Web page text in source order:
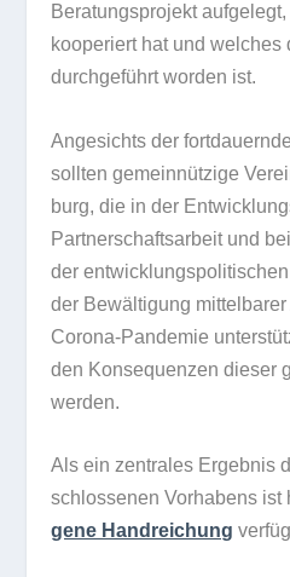
Bera­tungs­pro­jekt
koope­riert hat und wel­ches
durch­ge­führt wor­den ist.
Ange­sichts der
soll­ten gemein­nüt­zige
burg, die in der
Part­ner­schafts­ar­beit und
der
der Bewäl­ti­gung
Corona-Pan­de­mie
den Kon­se­quen­zen die­ser
werden.
Als ein zen­tra­les Ergeb­nis
schlos­se­nen Vor­ha­bens ist
gene Hand­rei­chung